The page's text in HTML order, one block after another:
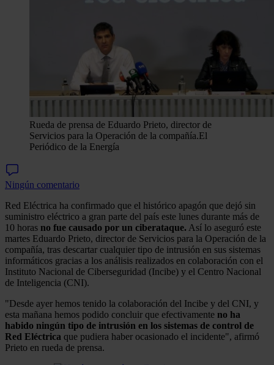
Rueda de prensa de Eduardo Prieto, director de
Servicios para la Operación de la compañía.El
Periódico de la Energía
Ningún comentario
Red Eléctrica ha confirmado que el histórico apagón que dejó sin
suministro eléctrico a gran parte del país este lunes durante más de
10 horas no fue causado por un ciberataque. Así lo aseguró este
martes Eduardo Prieto, director de Servicios para la Operación de la
compañía, tras descartar cualquier tipo de intrusión en sus sistemas
informáticos gracias a los análisis realizados en colaboración con el
Instituto Nacional de Ciberseguridad (Incibe) y el Centro Nacional
de Inteligencia (CNI).
"Desde ayer hemos tenido la colaboración del Incibe y del CNI, y
esta mañana hemos podido concluir que efectivamente no ha
habido ningún tipo de intrusión en los sistemas de control de
Red Eléctrica que pudiera haber ocasionado el incidente", afirmó
Prieto en rueda de prensa.